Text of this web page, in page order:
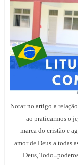
Notar no artigo a
ao praticarmos o
marca do cristão e
amor de Deus a todas
Deus, Todo-